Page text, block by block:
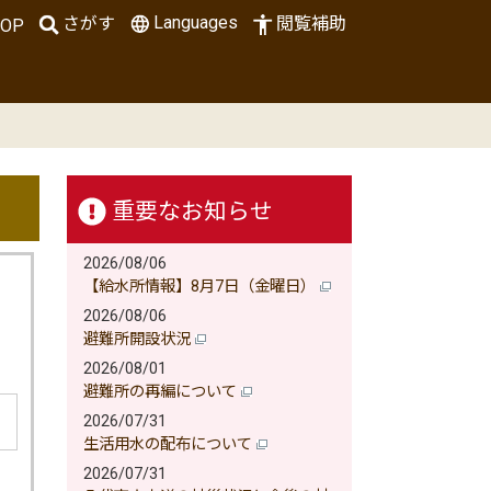
さがす Languages 閲覧補助
重要なお知らせ
2026/08/06
【給水所情報】8月7日（金曜日）
2026/08/06
避難所開設状況
2026/08/01
避難所の再編について
2026/07/31
生活用水の配布について
2026/07/31